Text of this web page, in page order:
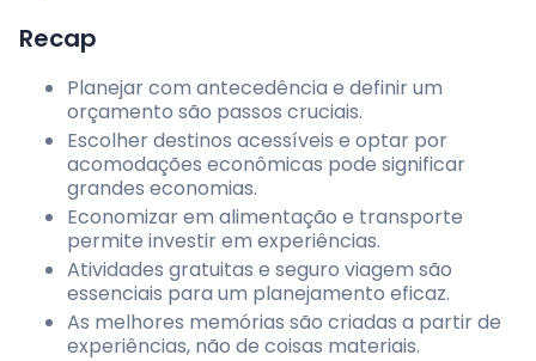
Recap
Planejar com antecedência e definir um
orçamento são passos cruciais.
Escolher destinos acessíveis e optar por
acomodações econômicas pode significar
grandes economias.
Economizar em alimentação e transporte
permite investir em experiências.
Atividades gratuitas e seguro viagem são
essenciais para um planejamento eficaz.
As melhores memórias são criadas a partir de
experiências, não de coisas materiais.